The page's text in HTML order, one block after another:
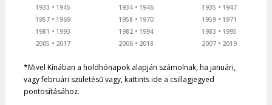
1933
1945
1957
1969
1981
1993
2005
2017
1934
1946
1958
1970
1982
1994
2006
2018
1935
1947
1959
1971
1983
1995
2007
2019
*Mivel Kínában a holdhónapok alapján számolnak, ha januári,
vagy februári születésű vagy, kattints ide a csillagjegyed
pontosításához.